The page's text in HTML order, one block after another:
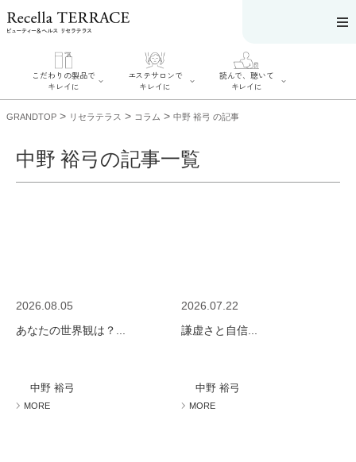
こだわりの製品で
キレイに
エステサロンで
キレイに
肌改善のプロと
読んで、聴いて
キレイに
お悩みから記事
を探す
のしわ 敏感肌
GRANDTOP > リセラテラス > コラム > 中野 裕弓 の記事
中野 裕弓の記事一覧
2026.08.05
あなたの世界観は？...
中野 裕弓
MORE
2026.07.22
謙虚さと自信...
中野 裕弓
MORE